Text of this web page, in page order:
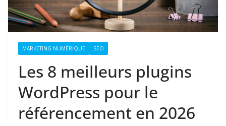
MARKETING NUMÉRIQUE SEO
Les 8 meilleurs plugins
WordPress pour le
référencement en 2026